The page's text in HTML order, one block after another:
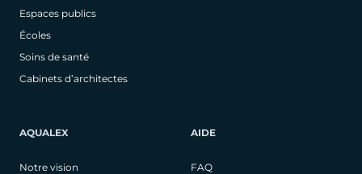
Espaces publics
Écoles
Soins de santé
Cabinets d’architectes
AQUALEX
Notre vision
AIDE
FAQ